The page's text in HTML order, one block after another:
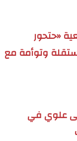
«حتحور
وتوأمة مع
علوي في